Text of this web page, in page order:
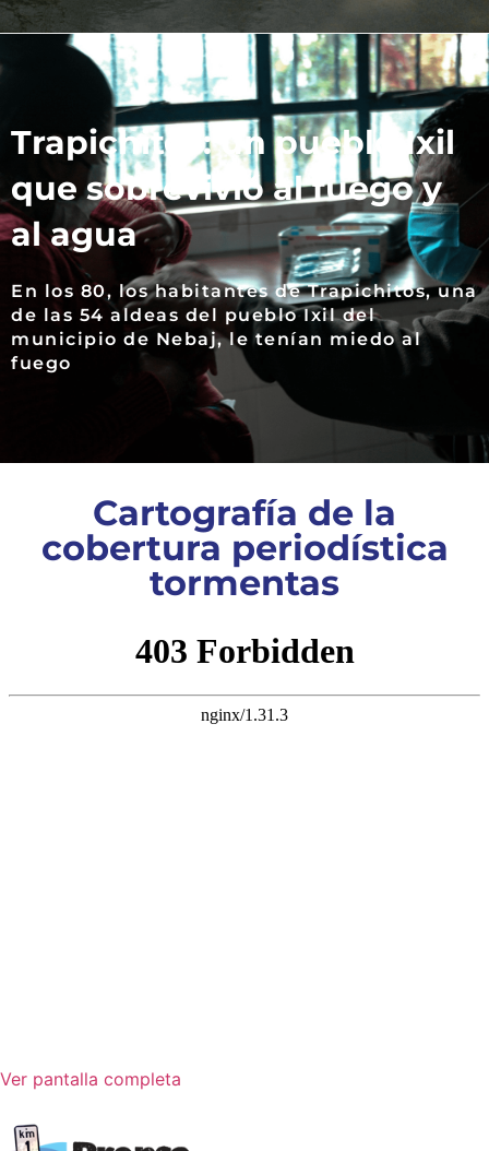
Trapichitos: un pueblo Ixil
que sobrevivió al fuego y
al agua
En los 80, los habitantes de Trapichitos, una
de las 54 aldeas del pueblo Ixil del
municipio de Nebaj, le tenían miedo al
fuego
Cartografía de la
cobertura periodística
tormentas
Ver pantalla completa